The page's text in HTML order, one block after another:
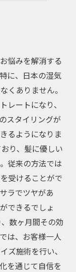
悩みを解消する
に、日本の湿気
くありません。
レートになり、
スタイリングが
るようになりま
り、髪に優しい
従来の方法では
受けることがで
ラでツヤがあ
できるでしょ
数ヶ月間その効
は、お客様一人
ズ施術を行い、
を通じて自信を